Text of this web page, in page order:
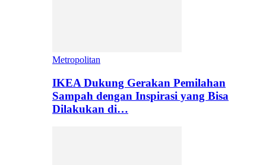
Metropolitan
IKEA Dukung Gerakan Pemilahan
Sampah dengan Inspirasi yang Bisa
Dilakukan di…